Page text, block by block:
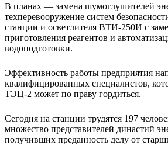
В планах — замена шумоглушителей
техперевооружение систем
станции и осветлителя ВТИ-250И с
приготовления реагентов и
водоподготовки.
Эффективность работы предприятия
квалифицированных специалистов,
ТЭЦ-2 может по праву гордиться.
Сегодня на станции трудятся 197
множество представителей династий
получивших преданность делу от